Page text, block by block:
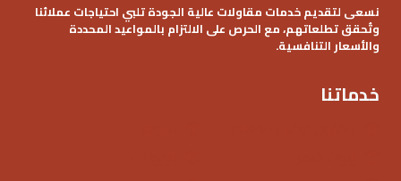
نسعى لتقديم خدمات مقاولات عالية الجودة تلبي احتياجات عملائنا
وتُحقق تطلعاتهم، مع الحرص على الالتزام بالمواعيد المحددة
والأسعار التنافسية.
خدماتنا